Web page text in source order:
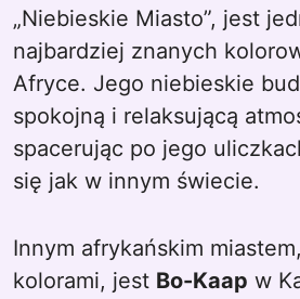
„Niebieskie Miasto”, jest
najbardziej znanych
Afryce. Jego niebieskie
spokojną i relaksującą
spacerując po jego
się jak w innym świecie.
Innym afrykańskim
kolorami, jest Bo-Kaap w